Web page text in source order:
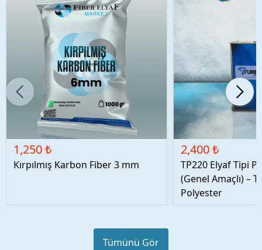
1,250 ₺
Kırpılmış Karbon Fiber 3 mm
2,400 ₺
TP220 Elyaf Tipi
(Genel Amaçlı) –
Polyester
Tümünü Gör